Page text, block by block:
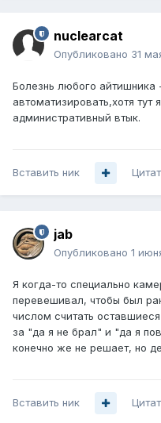
nuclearcat
Опубликовано 31
Болезнь любого айтишника
автоматизировать,хотя
административный втык.
Вставить ник
jab
Опубликовано 1
Я когда-то специально
перевешивал, чтобы был
числом считать
за "да я не брал" и "да я
конечно же не решает, но
Вставить ник